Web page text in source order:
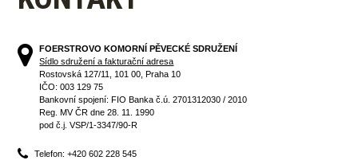
FOERSTROVO KOMORNÍ PĚVECKÉ SDRUŽENÍ
Sídlo sdružení a fakturační adresa
Rostovská 127/11, 101 00, Praha 10
IČO: 003 129 75
Bankovní spojení: FIO Banka č.ú. 2701312030 / 2010
Reg. MV ČR dne 28. 11. 1990
pod č.j. VSP/1-3347/90-R
Telefon: +420 602 228 545